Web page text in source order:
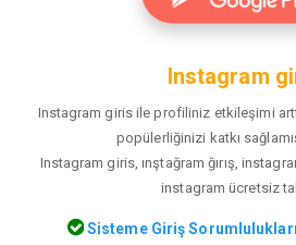
Instagram
Instagram giris ile profiliniz etkileşimi
popülerliğinizi katkı
Instagram giris, ınştağram ğırış,
instagram ücretsiz
Sisteme Giriş